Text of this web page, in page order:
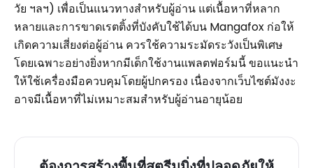
วัย ฯลฯ) เพื่อเป็นแนวทางสำหรับผู้อ่าน แต่เนื้อหาที่หลาก
หลายและการขาดเรตติ้งที่บังคับใช้ได้บน Mangafox ก่อให้
เกิดความเสี่ยงต่อผู้อ่าน ควรใช้ความระมัดระวังเป็นพิเศษ
โดยเฉพาะอย่างยิ่งหากมีเด็กใช้งานแพลตฟอร์มนี้ ขอแนะนำ
ให้ใช้เครื่องมือควบคุมโดยผู้ปกครอง เนื่องจากเว็บไซต์มังงะ
อาจมีเนื้อหาที่ไม่เหมาะสมสำหรับผู้อ่านอายุน้อย